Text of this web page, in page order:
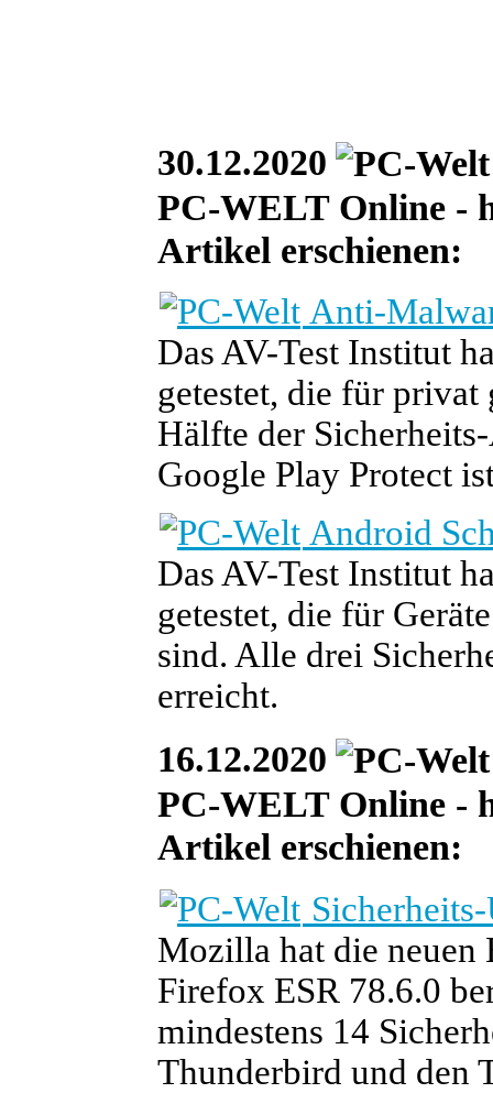
30.12.2020
PC-WELT Online -
Artikel erschienen:
Anti-
Das AV-Test Institut
getestet, die für privat
Hälfte der
Google Play Protect
Android
Das AV-Test Institut
getestet, die für
sind. Alle drei
erreicht.
16.12.2020
PC-WELT Online -
Artikel erschienen:
Mozilla hat die neuen
Firefox ESR 78.6.0
mindestens 14
Thunderbird und den